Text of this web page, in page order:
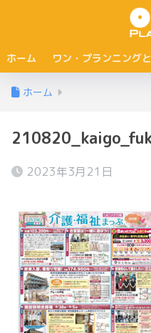
ホーム ワン・プランニング
ホーム
2023年3月21日